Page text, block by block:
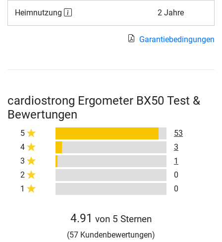
Heimnutzung 2 Jahre
Garantiebedingungen
cardiostrong Ergometer BX50 Test &
Bewertungen
5
53
4
3
3
1
2
0
1
0
4.91 von 5 Sternen
(57 Kundenbewertungen)